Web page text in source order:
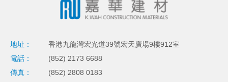
地址：
香港九龍灣宏光道39號宏天廣場9樓912室
電話：
(852) 2173 6688
傳真：
(852) 2808 0183